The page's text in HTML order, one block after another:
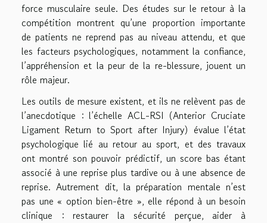
force musculaire seule. Des études sur le retour à la
compétition montrent qu’une proportion importante
de patients ne reprend pas au niveau attendu, et que
les facteurs psychologiques, notamment la confiance,
l’appréhension et la peur de la re-blessure, jouent un
rôle majeur.
Les outils de mesure existent, et ils ne relèvent pas de
l’anecdotique : l’échelle ACL-RSI (Anterior Cruciate
Ligament Return to Sport after Injury) évalue l’état
psychologique lié au retour au sport, et des travaux
ont montré son pouvoir prédictif, un score bas étant
associé à une reprise plus tardive ou à une absence de
reprise. Autrement dit, la préparation mentale n’est
pas une « option bien-être », elle répond à un besoin
clinique : restaurer la sécurité perçue, aider à